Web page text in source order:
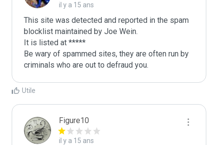
il y a 15 ans
This site was detected and reported in the spam
blocklist maintained by Joe Wein.
It is listed at *****
Be wary of spammed sites, they are often run by
criminals who are out to defraud you.
Utile
Figure10
il y a 15 ans